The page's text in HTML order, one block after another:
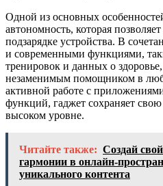
Одной из основных
автономность, которая
подзарядке устройства. В
и современными функциями,
тренировок и данных о здоровье,
незаменимым помощником в
активной работе с
функций, гаджет сохраняет свою
высоком уровне.
Читайте также: Создай
гармонии в онлайн-
уникального контента